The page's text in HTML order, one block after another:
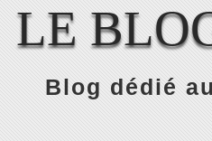
LE
Blog dédié